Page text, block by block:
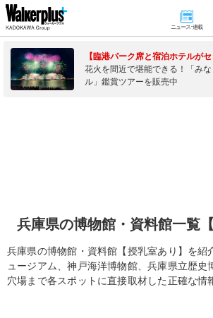
ニュース･連載
【臨港パーク席と宿泊ホテルがセ
花火を間近で堪能できる！「み
ル」鑑賞ツアーを販売中
兵庫県の博物館・資料館一覧
兵庫県の博物館・資料館【授乳室あり】を紹
ュージアム、神戸海洋博物館、兵庫県立歴史
穴場まで各スポットに直接取材した正確な情